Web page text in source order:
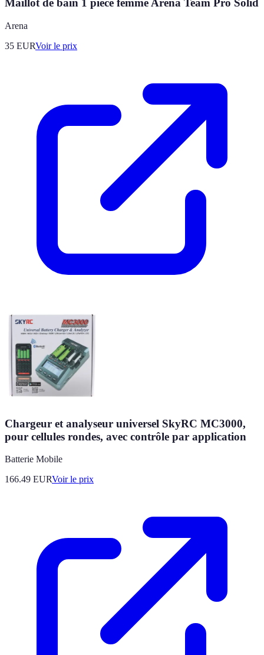
Maillot de bain 1 pièce femme Arena Team Pro Solid
Arena
35 EURVoir le prix
Chargeur et analyseur universel SkyRC MC3000,
pour cellules rondes, avec contrôle par application
Batterie Mobile
166.49 EURVoir le prix